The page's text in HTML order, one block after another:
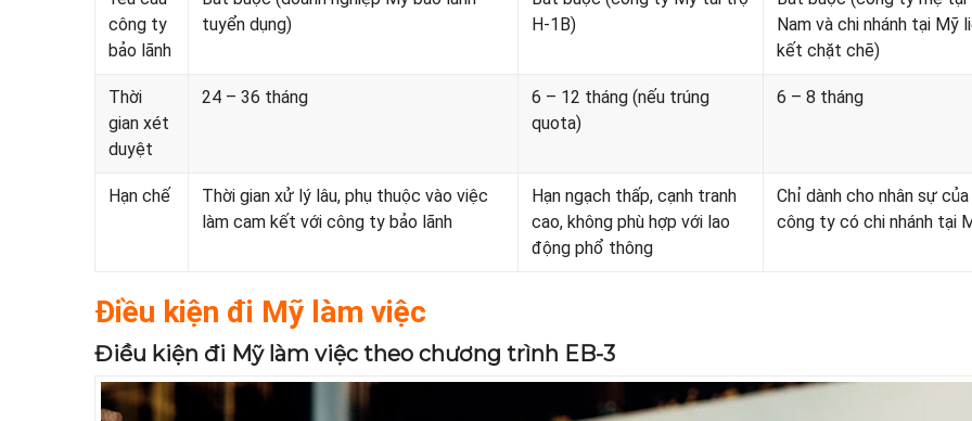
công ty
bảo lãnh
tuyển dụng)
H-1B)
Nam và chi nhánh tại Mỹ
kết chặt chẽ)
Thời
gian xét
duyệt
24 – 36 tháng
6 – 12 tháng (nếu trúng
quota)
6 – 8 tháng
Hạn chế
Thời gian xử lý lâu, phụ thuộc vào việc
làm cam kết với công ty bảo lãnh
Hạn ngạch thấp, cạnh tranh
cao, không phù hợp với lao
động phổ thông
Chỉ dành cho nhân sự của
công ty có chi nhánh tại
Điều kiện đi Mỹ làm việc
Điều kiện đi Mỹ làm việc theo chương trình EB-3